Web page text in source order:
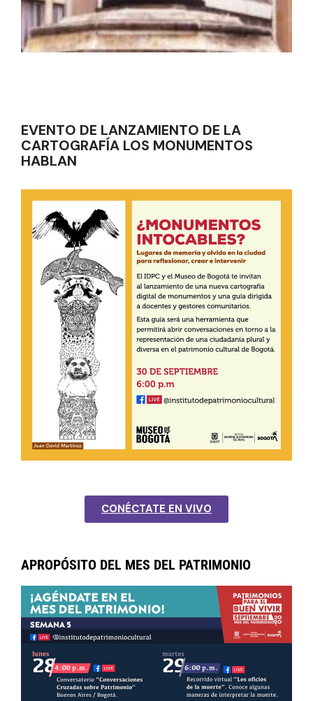
EVENTO DE LANZAMIENTO DE LA
CARTOGRAFÍA LOS MONUMENTOS
HABLAN
CONÉCTATE EN VIVO
APROPÓSITO DEL MES DEL PATRIMONIO